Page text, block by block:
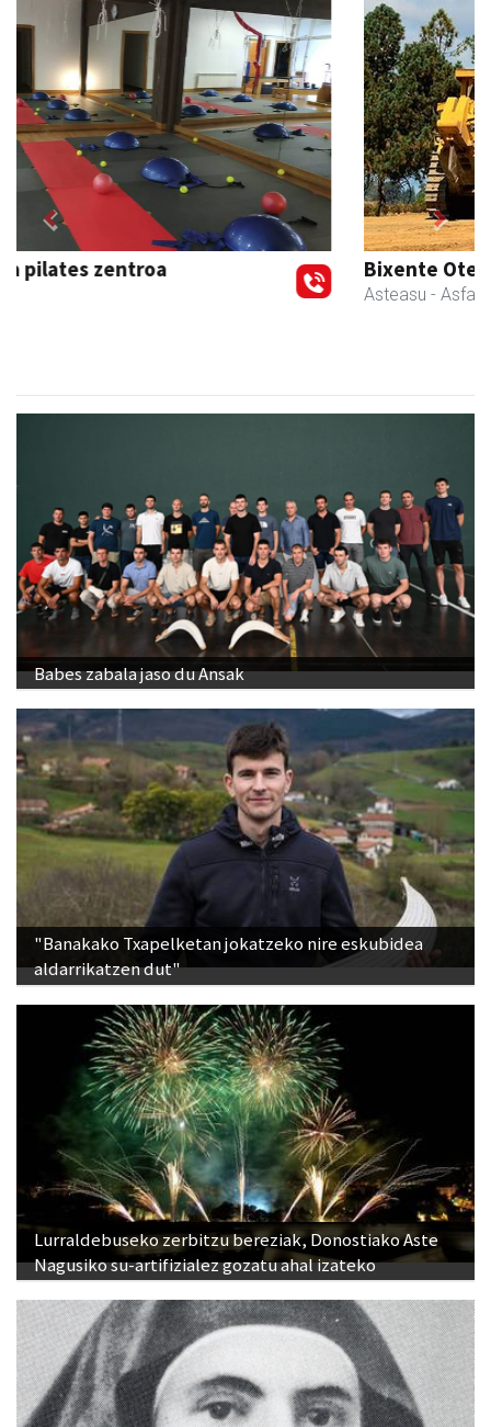
Bixente Otegi Lizaso S. L.
Previous Next
Babes zabala jaso du Ansak
"Banakako Txapelketan jokatzeko nire eskubidea
aldarrikatzen dut"
Lurraldebuseko zerbitzu bereziak, Donostiako Aste
Nagusiko su-artifizialez gozatu ahal izateko